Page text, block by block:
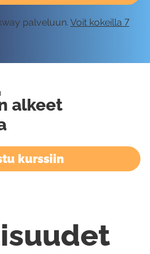
palveluun. Voit kokeilla 7
alkeet
kurssiin